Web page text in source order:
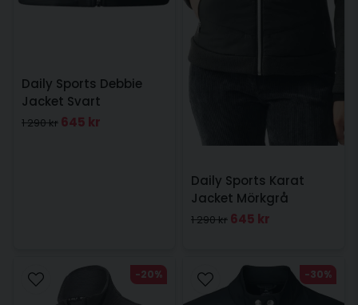
Daily Sports Debbie
Jacket Svart
1 290 kr 645 kr
Daily Sports Karat
Jacket Mörkgrå
1 290 kr 645 kr
-20% -30%